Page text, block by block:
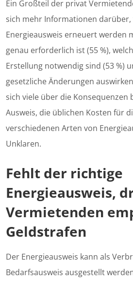
Ein Großteil der privat
sich mehr Informationen darüber,
Energieausweis erneuert werden
genau erforderlich ist (55 %),
Erstellung notwendig sind (53 %)
gesetzliche Änderungen
sich viele über die Konsequenzen
Ausweis, die üblichen Kosten für
verschiedenen Arten von
Unklaren.
Fehlt der richtige
Energieausweis,
Vermietenden
Geldstrafen
Der Energieausweis kann als
Bedarfsausweis ausgestellt